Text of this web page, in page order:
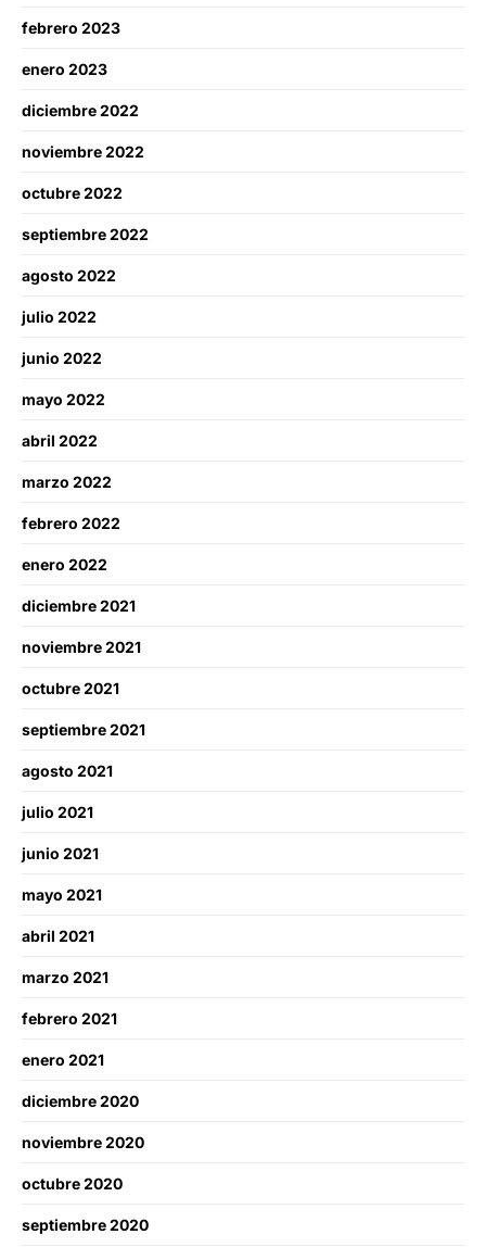
febrero 2023
enero 2023
diciembre 2022
noviembre 2022
octubre 2022
septiembre 2022
agosto 2022
julio 2022
junio 2022
mayo 2022
abril 2022
marzo 2022
febrero 2022
enero 2022
diciembre 2021
noviembre 2021
octubre 2021
septiembre 2021
agosto 2021
julio 2021
junio 2021
mayo 2021
abril 2021
marzo 2021
febrero 2021
enero 2021
diciembre 2020
noviembre 2020
octubre 2020
septiembre 2020